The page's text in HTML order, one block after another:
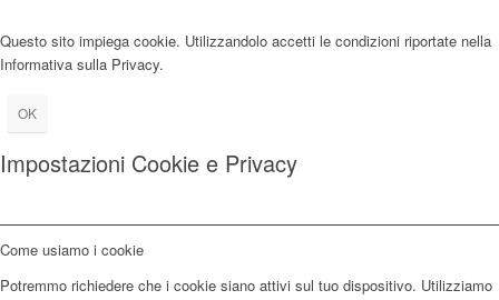
Questo sito impiega cookie. Utilizzandolo accetti le condizioni riportate nella
Informativa sulla Privacy.
OK
Impostazioni Cookie e Privacy
Come usiamo i cookie
Potremmo richiedere che i cookie siano attivi sul tuo dispositivo. Utilizziamo